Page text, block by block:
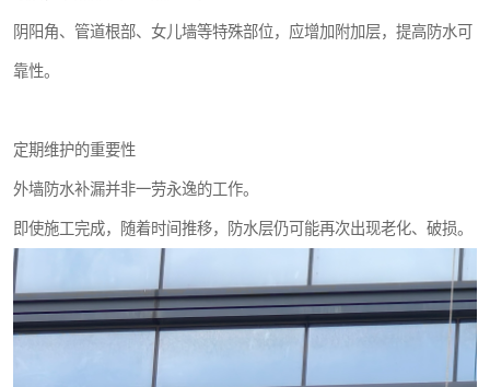
阴阳角、管道根部、女儿墙等特殊部位，应增加附加层，提高防水可
靠性。
定期维护的重要性
外墙防水补漏并非一劳永逸的工作。
即使施工完成，随着时间推移，防水层仍可能再次出现老化、破损。